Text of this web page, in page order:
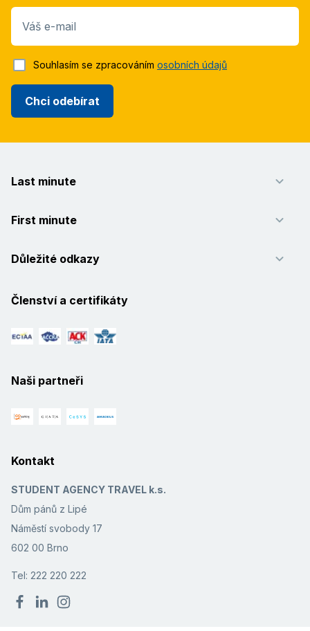
Váš e-mail
Chci odebírat
Souhlasím se zpracováním osobních údajů
Last minute
First minute
Důležité odkazy
Členství a certifikáty
Naši partneři
Kontakt
STUDENT AGENCY TRAVEL k.s.
Dům pánů z Lipé
Náměstí svobody 17
602 00 Brno
Tel: 222 220 222